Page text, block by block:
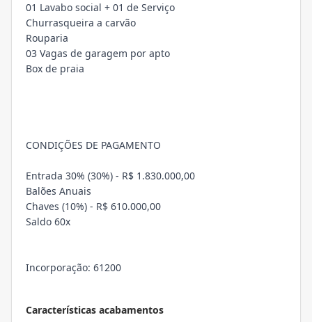
Características acabamentos
01 Lavabo social + 01 de Serviço
Churrasqueira a carvão
Rouparia
03 Vagas de garagem por apto
Box de praia
CONDIÇÕES DE PAGAMENTO
Entrada 30% (30%) - R$ 1.830.000,00
Balões Anuais
Chaves (10%) - R$ 610.000,00
Saldo 60x
Incorporação: 61200